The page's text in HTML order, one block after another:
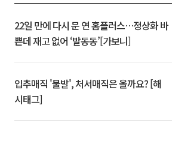
22일 만에 다시 문 연 홈플러스…정상화 바
쁜데 재고 없어 ‘발동동’[가보니]
입추매직 '불발', 처서매직은 올까요? [해
시태그]